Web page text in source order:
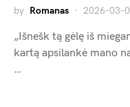
by Romanas 2026-03-
„Išnešk tą gėlę iš
kartą apsilankė mano
…